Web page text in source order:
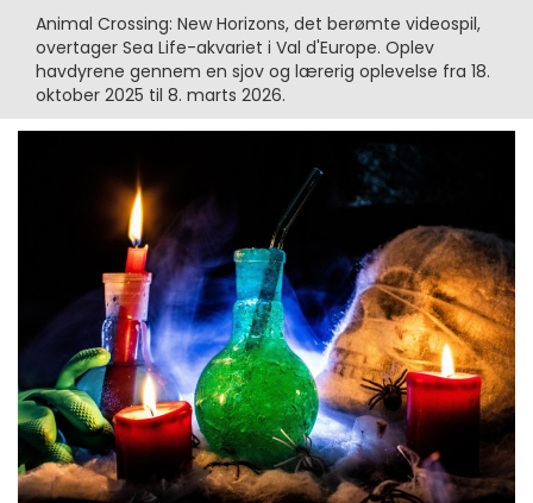
Animal Crossing: New Horizons, det berømte videospil,
overtager Sea Life-akvariet i Val d'Europe. Oplev
havdyrene gennem en sjov og lærerig oplevelse fra 18.
oktober 2025 til 8. marts 2026.